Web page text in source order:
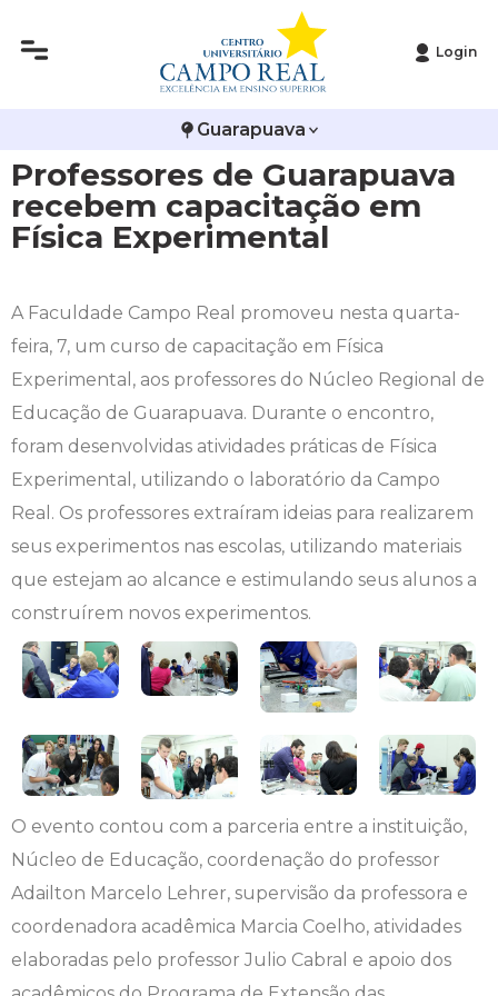
Login
Guarapuava
Professores de Guarapuava
recebem capacitação em
Física Experimental
A Faculdade Campo Real promoveu nesta quarta-
feira, 7, um curso de capacitação em Física
Experimental, aos professores do Núcleo Regional de
Educação de Guarapuava. Durante o encontro,
foram desenvolvidas atividades práticas de Física
Experimental, utilizando o laboratório da Campo
Real. Os professores extraíram ideias para realizarem
seus experimentos nas escolas, utilizando materiais
que estejam ao alcance e estimulando seus alunos a
construírem novos experimentos.
O evento contou com a parceria entre a instituição,
Núcleo de Educação, coordenação do professor
Adailton Marcelo Lehrer, supervisão da professora e
coordenadora acadêmica Marcia Coelho, atividades
elaboradas pelo professor Julio Cabral e apoio dos
Infraestrutura
Editais
Publicações Institucionais
Arquitetura e Urbanismo
Biomedicina
Ciências Contábeis
Direito
Enfermagem
Engenharia Agronômica
Engenharia Civil
Engenharia de Software
Engenharia Elétrica
Engenharia Mecânica
Fisioterapia
Medicina
Nutrição
Odontologia
Vestibular de Inverno
Vestibular de Medicina
2ª Via de Boleto
Atestado de Matrícula
Atividades Complementares e Sociais
Biblioteca
Calendário Acadêmico
Calendário de Provas
Carteirinha de Estudante
Central de Estágios - TCC
Ensalamento
Horário de Aulas
Manual do Acadêmico
Manual de Trabalhos Acadêmicos
Minha Biblioteca
Ouvidoria
Plano de Ensino
Avalie a Campo Real
Bolsas e Incentivos
CPA
COLAP
Comissão de Ética no Uso de Animais
Comitê de Ética em Pesquisa
Diploma Digital
Educação em Direitos Humanos
Editais
Extensão
Infocampo
Logos Campo Real
NAPP e NAPC
Portal do RH
Programa de Monitoria